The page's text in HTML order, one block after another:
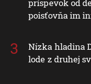
príspevok od
poisťovňa im
Nízka hladina
lode z druhej